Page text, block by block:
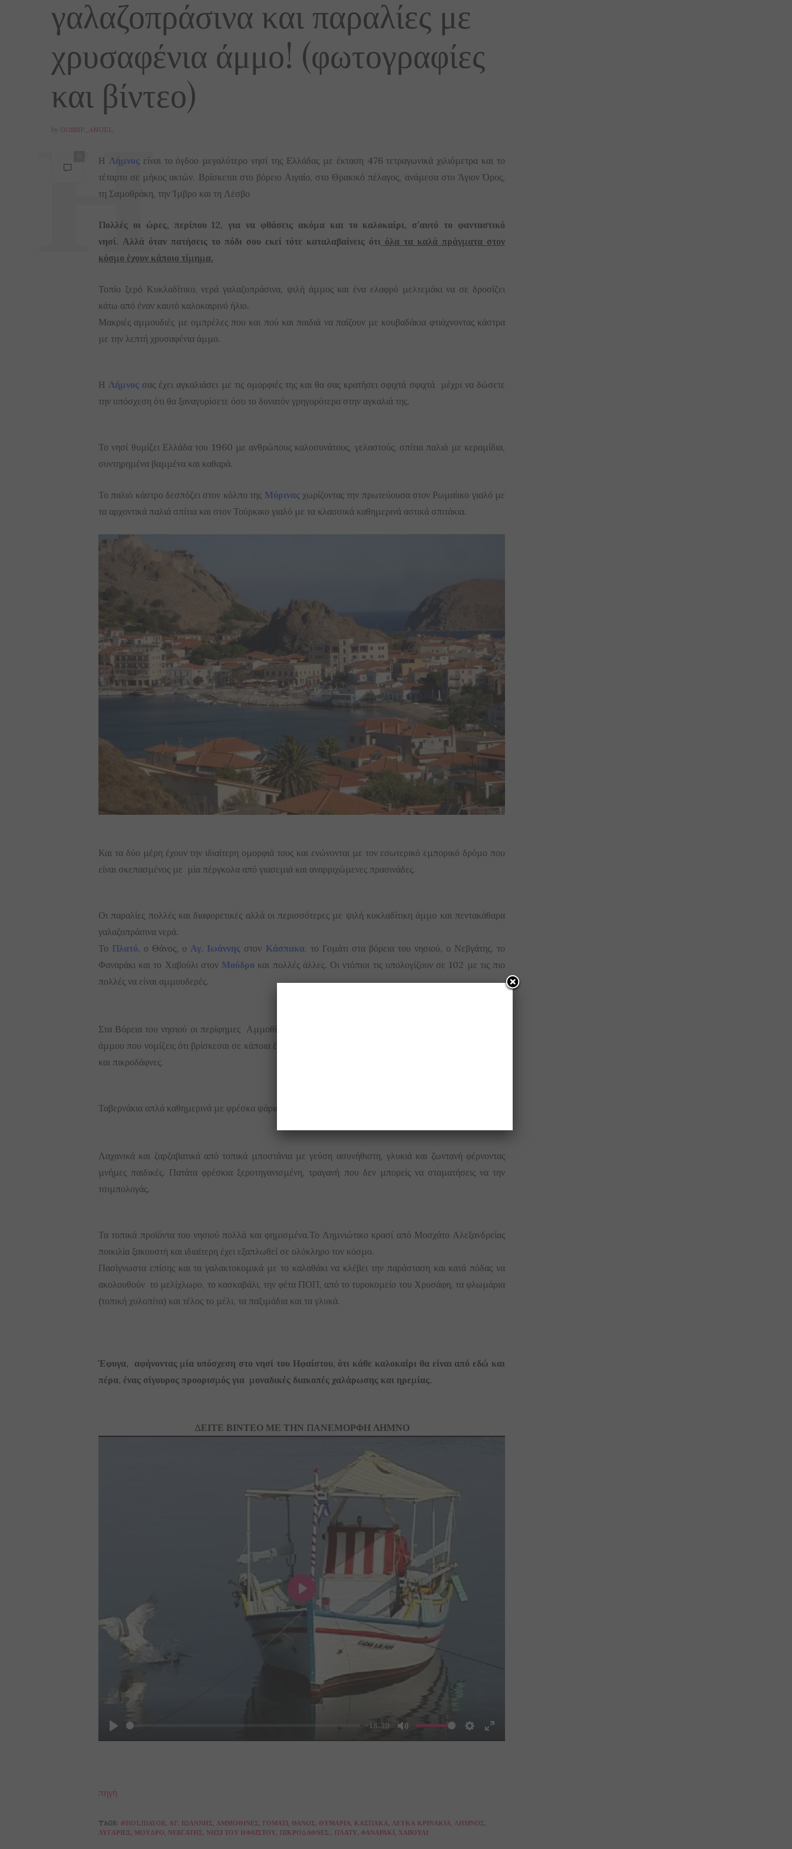
γαλαζοπράσινα και παραλίες με
χρυσαφένια άμμο! (φωτογραφίες
και βίντεο)
by GOSSIP_ANGEL
Η Λήμνοςείναι το όγδοο μεγαλύτερο νησί της Ελλάδας με έκταση 476 τετραγωνικά χιλιόμετρα και το
τέταρτο σε μήκος ακτών. Βρίσκεται στο βόρειο Αιγαίο, στο Θρακικό πέλαγος, ανάμεσα στο Άγιον Όρος,
τη Σαμοθράκη, την Ίμβρο και τη Λέσβο
Πολλές οι ώρες, περίπου 12, για να φθάσεις ακόμα και το καλοκαίρι, σ’αυτό το φανταστικό
νησί. Αλλά όταν πατήσεις το πόδι σου εκεί τότε καταλαβαίνεις ότι όλα τα καλά πράγματα στον
κόσμο έχουν κάποιο τίμημα.
Τοπίο ξερό Κυκλαδίτικο, νερά γαλαζοπράσινα, ψιλή άμμος και ένα ελαφρύ μελτεμάκι να σε δροσίζει
κάτω από έναν καυτό καλοκαιρινό ήλιο.
Μακριές αμμουδιές με ομπρέλες που και πού και παιδιά να παίζουν με κουβαδάκια φτιάχνοντας κάστρα
με την λεπτή χρυσαφένια άμμο.
ΗΛήμνος σας έχει αγκαλιάσει με τις ομορφιές της και θα σας κρατήσει σφιχτά σφιχτά μέχρι να δώσετε
την υπόσχεση ότι θα ξαναγυρίσετε όσο το δυνατόν γρηγορότερα στην αγκαλιά της.
Το νησί θυμίζει Ελλάδα του 1960 με ανθρώπους καλοσυνάτους, γελαστούς, σπίτια παλιά με κεραμίδια,
συντηρημένα βαμμένα και καθαρά.
Το παλιό κάστρο δεσπόζει στον κόλπο της Μύριναςχωρίζοντας την πρωτεύουσα στον Ρωμαίικο γιαλό με
τα αρχοντικά παλιά σπίτια και στον Τούρκικο γιαλό με τα κλασσικά καθημερινά αστικά σπιτάκια.
Και τα δύο μέρη έχουν την ιδιαίτερη ομορφιά τους και ενώνονται με τον εσωτερικό εμπορικό δρόμο που
είναι σκεπασμένος με μία πέργκολα από γιασεμιά και αναρριχώμενες πρασινάδες.
Οι παραλίες πολλές και διαφορετικές αλλά οι περισσότερες με ψιλή κυκλαδίτικη άμμο και πεντακάθαρα
γαλαζοπράσινα νερά.
Το Πλατύ, ο Θάνος, οΑγ. Ιωάννης στον Κάσπακα, το Γομάτι στα βόρεια του νησιού, ο Νεβγάτης, το
Φαναράκι και το Χαβούλι στον Μούδρο και πολλές άλλες. Οι ντόπιοι τις υπολογίζουν σε 102 με τις πιο
πολλές να είναι αμμουδερές.
Στα Βόρεια του νησιού οι περίφημες Αμμοθίνες απλώνονται σε 70 στρέμματα από χρυσαφένια βουνά
άμμου που νομίζεις ότι βρίσκεσαι σε κάποια έρημο της Β. Αφρικής με λευκά κρινάκια, λυγαριές, θυμάρια
και πικροδάφνες.
Ταβερνάκια απλά καθημερινά με φρέσκα ψάρια και ζωντανούς αστακούς σε τιμές καϊκιού.
Λαχανικά και ζαρζαβατικά από τοπικά μποστάνια με γεύση ασυνήθιστη, γλυκιά και ζωντανή φέρνοντας
μνήμες παιδικές. Πατάτα φρέσκια ξεροτηγανισμένη, τραγανή που δεν μπορείς να σταματήσεις να την
τσιμπολογάς.
Τα τοπικά προϊόντα του νησιού πολλά και φημισμένα.Το Λημνιώτικο κρασί από Μοσχάτο Αλεξανδρείας
ποικιλία ξακουστή και ιδιαίτερη έχει εξαπλωθεί σε ολόκληρο τον κόσμο.
Πασίγνωστα επίσης και τα γαλακτοκομικά με το καλαθάκι να κλέβει την παράσταση και κατά πόδας να
ακολουθούν το μελίχλωρο, το κασκαβάλι, την φέτα ΠΟΠ, από το τυροκομείο του Χρυσάφη, τα φλωμάρια
(τοπική χυλοπίτα) και τέλος το μέλι, τα παξιμάδια και τα γλυκά.
Έφυγα, αφήνοντας μία υπόσχεση στο νησί του Ηφαίστου, ότι κάθε καλοκαίρι θα είναι από εδώ και
πέρα, ένας σίγουρος προορισμός για μοναδικές διακοπές χαλάρωσης και ηρεμίας.
ΔΕΙΤΕ ΒΙΝΤΕΟ ΜΕ ΤΗΝ ΠΑΝΕΜΟΡΦΗ ΛΗΜΝΟ
Play
-18:39
Mute Settings
Enter
Play
πηγή
TAGS: #HOLIDAYGR, ΑΓ. ΙΩΆΝΝΗΣ, ΑΜΜΟΘΊΝΕΣ, ΓΟΜΆΤΙ, ΘΆΝΟΣ, ΘΥΜΆΡΙΑ, ΚΆΣΠΑΚΑ, ΛΕΥΚΆ ΚΡΙΝΆΚΙΑ, ΛΉΜΝΟΣ,
ΛΥΓΑΡΙΈΣ, ΜΟΎΔΡΟ, ΝΕΒΓΆΤΗΣ, ΝΗΣΊ ΤΟΥ ΗΦΑΊΣΤΟΥ, ΠΙΚΡΟΔΆΦΝΕΣ., ΠΛΑΤΎ, ΦΑΝΑΡΆΚΙ, ΧΑΒΟΎΛΙ